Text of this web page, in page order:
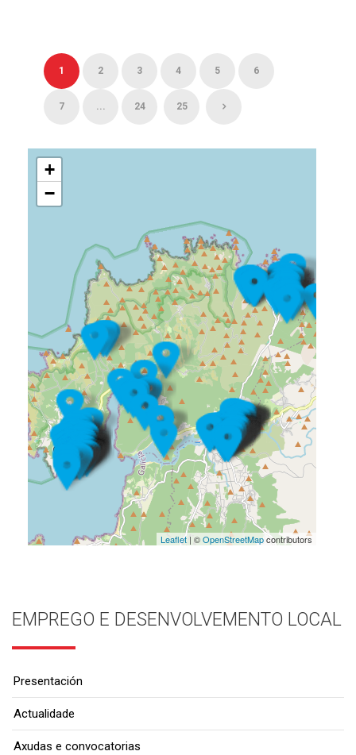
1 2 3 4 5 6
7 ... 24 25
+
−
Leaflet| ©OpenStreetMapcontributors
EMPREGO E DESENVOLVEMENTO LOCAL
Presentación
Actualidade
Axudas e convocatorias